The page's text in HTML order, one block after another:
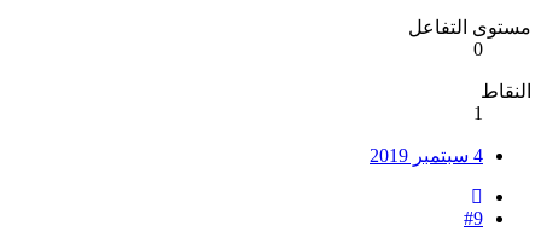
مستوى التفاعل
0
النقاط
1
4 سبتمبر 2019
#9